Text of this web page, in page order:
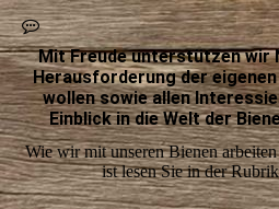
Mit Freude unterstützen wir
Herausforderung der
wollen sowie allen
Einblick in die Welt der
Wie wir mit unseren Bienen
ist lesen Sie in der